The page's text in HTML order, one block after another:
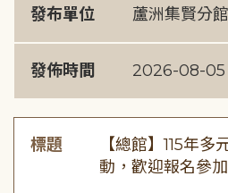
發布單位 蘆洲集賢分館
發佈時間 2026-08-05
標題
【總館】115年
動，歡迎報名參